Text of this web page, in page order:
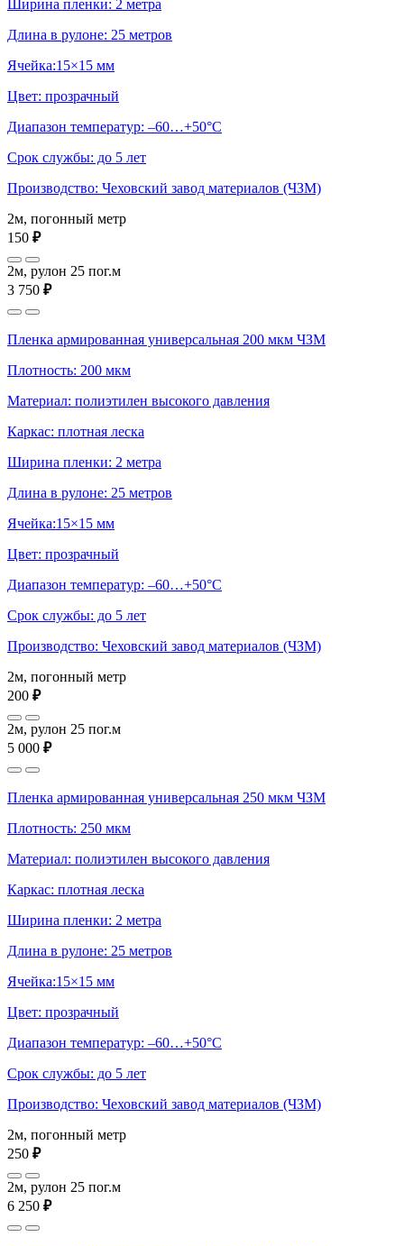
Ширина пленки: 2 метра
Длина в рулоне: 25 метров
Ячейка:15×15 мм
Цвет: прозрачный
Диапазон температур: –60…+50°С
Срок службы: до 5 лет
Производство: Чеховский завод материалов (ЧЗМ)
2м, погонный метр
150 ₽
2м, рулон 25 пог.м
3 750 ₽
Пленка армированная универсальная 200 мкм ЧЗМ
Плотность: 200 мкм
Материал: полиэтилен высокого давления
Каркас: плотная леска
Ширина пленки: 2 метра
Длина в рулоне: 25 метров
Ячейка:15×15 мм
Цвет: прозрачный
Диапазон температур: –60…+50°С
Срок службы: до 5 лет
Производство: Чеховский завод материалов (ЧЗМ)
2м, погонный метр
200 ₽
2м, рулон 25 пог.м
5 000 ₽
Пленка армированная универсальная 250 мкм ЧЗМ
Плотность: 250 мкм
Материал: полиэтилен высокого давления
Каркас: плотная леска
Ширина пленки: 2 метра
Длина в рулоне: 25 метров
Ячейка:15×15 мм
Цвет: прозрачный
Диапазон температур: –60…+50°С
Срок службы: до 5 лет
Производство: Чеховский завод материалов (ЧЗМ)
2м, погонный метр
250 ₽
2м, рулон 25 пог.м
6 250 ₽